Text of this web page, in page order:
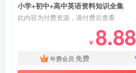
小学+初中+高中英语资料知识全集
此内容为付费资源，请付费后查看
￥ 8.88
年费会员 免费